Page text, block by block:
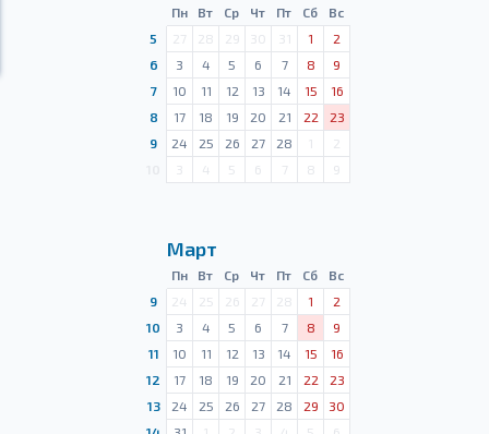
Пн Вт Ср Чт Пт Сб
Вс
5
27 28 29 30 31 1
2
6
3 4 5 6 7 8
9
7
10 11 12 13 14 15
16
8
17 18 19 20 21 22
23
9
24 25 26 27 28 1
2
3 4 5 6 7 8 9
Март
Пн Вт Ср Чт Пт Сб
Вс
9
24 25 26 27 28 1
2
10
3 4 5 6 7 8
9
11
10 11 12 13 14 15
16
12
17 18 19 20 21 22
23
13
24 25 26 27 28 29
30